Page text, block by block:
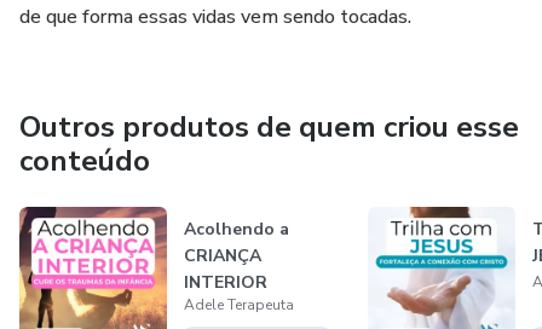
de que forma essas vidas vem sendo tocadas.
Outros produtos de quem criou esse
conteúdo
Acolhendo a
CRIANÇA
INTERIOR
Adele Terapeuta